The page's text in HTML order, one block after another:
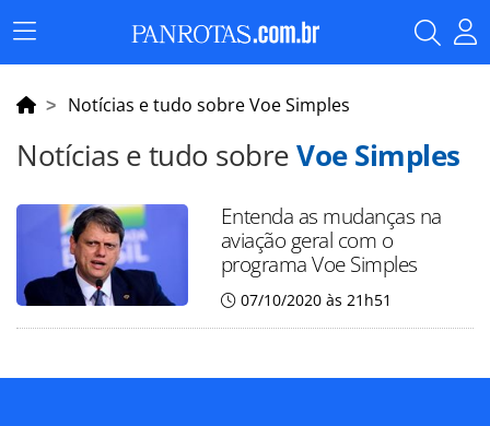
Menu
Principal
Notícias e tudo sobre Voe Simples
Notícias e tudo sobreVoe Simples
Entenda as mudanças na
aviação geral com o
programa Voe Simples
07/10/2020 às 21h51